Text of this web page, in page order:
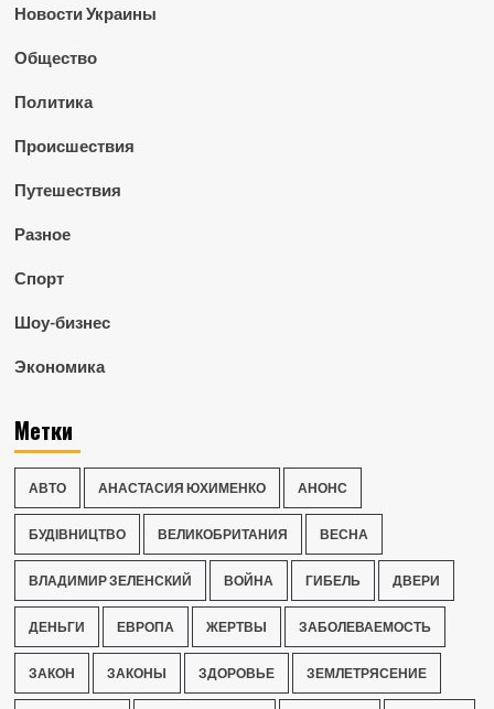
Новости Украины
Общество
Политика
Происшествия
Путешествия
Разное
Спорт
Шоу-бизнес
Экономика
Метки
АВТО АНАСТАСИЯ ЮХИМЕНКО АНОНС
БУДІВНИЦТВО ВЕЛИКОБРИТАНИЯ ВЕСНА
ВЛАДИМИР ЗЕЛЕНСКИЙ ВОЙНА ГИБЕЛЬ ДВЕРИ
ДЕНЬГИ ЕВРОПА ЖЕРТВЫ ЗАБОЛЕВАЕМОСТЬ
ЗАКОН ЗАКОНЫ ЗДОРОВЬЕ ЗЕМЛЕТРЯСЕНИЕ